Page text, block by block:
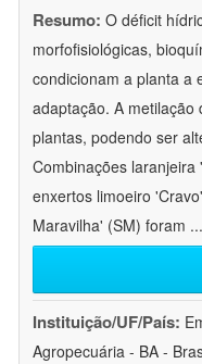
Resumo: O déficit
morfofisiológicas,
condicionam a planta a
adaptação. A metilação
plantas, podendo ser
Combinações
enxertos limoeiro
Maravilha' (SM) foram ...
Instituição/UF/País:
Agropecuária - BA -